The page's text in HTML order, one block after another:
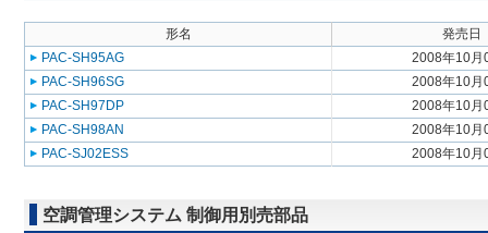
形名
発売日
PAC-SH95AG
2008年10月
PAC-SH96SG
2008年10月
PAC-SH97DP
2008年10月
PAC-SH98AN
2008年10月
PAC-SJ02ESS
2008年10月
空調管理システム 制御用別売部品